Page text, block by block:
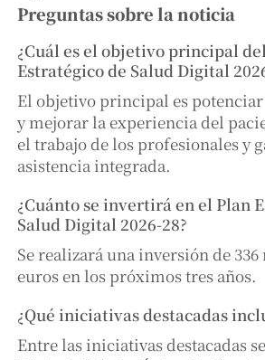
Preguntas sobre la noticia
¿Cuál es el objetivo principal
Estratégico de Salud Digital
El objetivo principal es
y mejorar la experiencia del
el trabajo de los profesionales y
asistencia integrada.
¿Cuánto se invertirá en el Plan
Salud Digital 2026-28?
Se realizará una inversión de
euros en los próximos tres años.
¿Qué iniciativas destacadas
Entre las iniciativas destacadas